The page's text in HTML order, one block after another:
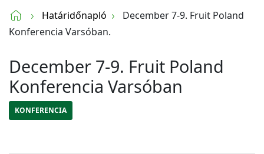
Határidőnapló
December 7-9. Fruit Poland
Konferencia Varsóban.
December 7-9. Fruit Poland
Konferencia Varsóban
KONFERENCIA